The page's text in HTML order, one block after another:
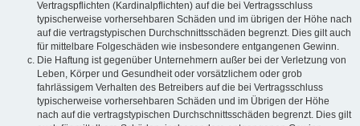
Vertragspflichten (Kardinalpflichten) auf die bei Vertragsschluss
typischerweise vorhersehbaren Schäden und im übrigen der Höhe nach
auf die vertragstypischen Durchschnittsschäden begrenzt. Dies gilt auch
für mittelbare Folgeschäden wie insbesondere entgangenen Gewinn.
Die Haftung ist gegenüber Unternehmern außer bei der Verletzung von
Leben, Körper und Gesundheit oder vorsätzlichem oder grob
fahrlässigem Verhalten des Betreibers auf die bei Vertragsschluss
typischerweise vorhersehbaren Schäden und im Übrigen der Höhe
nach auf die vertragstypischen Durchschnittsschäden begrenzt. Dies gilt